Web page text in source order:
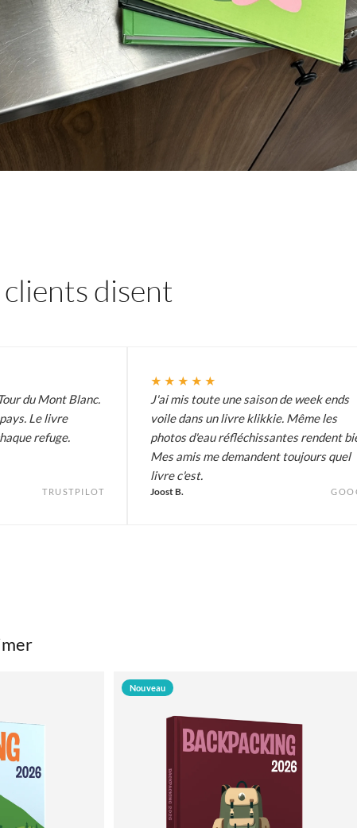
disent
du Mont Blanc.
Le livre
refuge.
TRUSTPILOT
★★★★★
J'ai mis toute une saison de week ends
voile dans un livre klikkie. Même les
photos d'eau réfléchissantes rendent
Mes amis me demandent toujours quel
livre c'est.
Joost B.
Nouveau